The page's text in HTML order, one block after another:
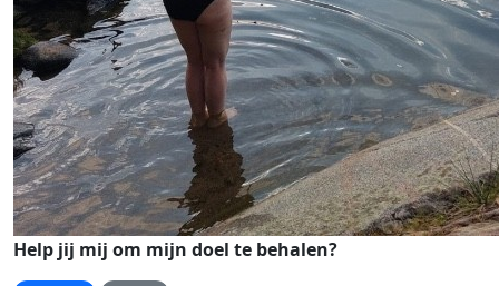
Help jij mij om mijn doel te behalen?